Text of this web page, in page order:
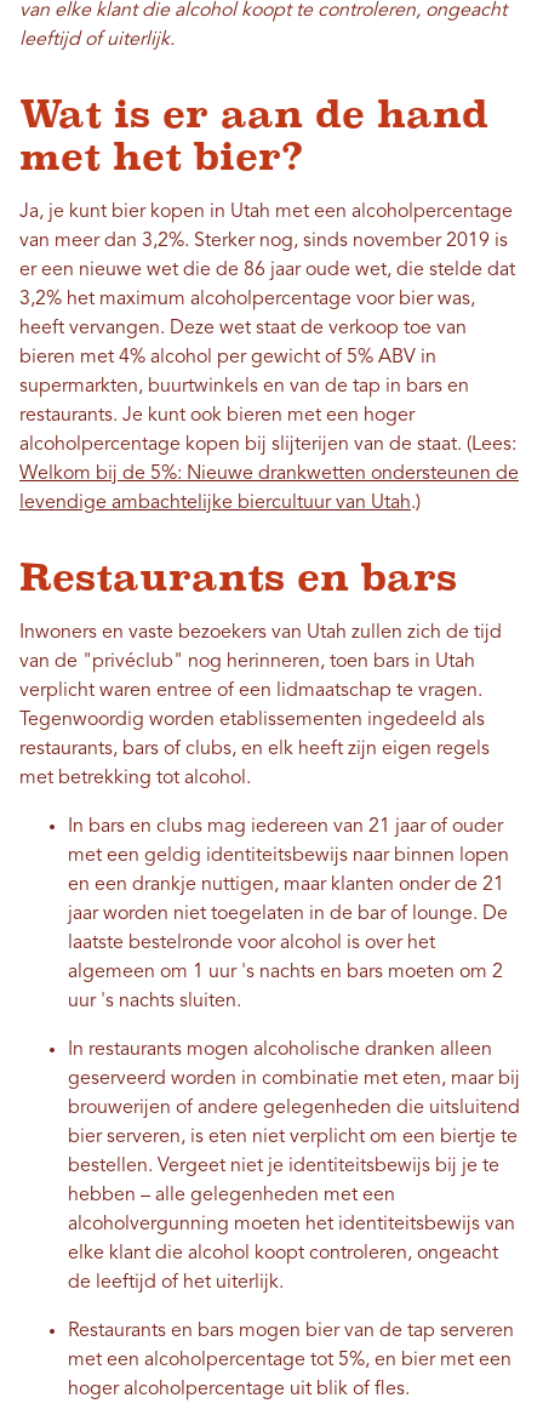
van elke klant die alcohol koopt te controleren, ongeacht
leeftijd of uiterlijk.
Wat is er aan de hand
met het bier?
Ja, je kunt bier kopen in Utah met een alcoholpercentage
van meer dan 3,2%. Sterker nog, sinds november 2019 is
er een nieuwe wet die de 86 jaar oude wet, die stelde dat
3,2% het maximum alcoholpercentage voor bier was,
heeft vervangen. Deze wet staat de verkoop toe van
bieren met 4% alcohol per gewicht of 5% ABV in
supermarkten, buurtwinkels en van de tap in bars en
restaurants. Je kunt ook bieren met een hoger
alcoholpercentage kopen bij slijterijen van de staat. (Lees:
Welkom bij de 5%: Nieuwe drankwetten ondersteunen de
levendige ambachtelijke biercultuur van Utah.)
Restaurants en bars
Inwoners en vaste bezoekers van Utah zullen zich de tijd
van de "privéclub" nog herinneren, toen bars in Utah
verplicht waren entree of een lidmaatschap te vragen.
Tegenwoordig worden etablissementen ingedeeld als
restaurants, bars of clubs, en elk heeft zijn eigen regels
met betrekking tot alcohol.
In bars en clubs mag iedereen van 21 jaar of ouder
met een geldig identiteitsbewijs naar binnen lopen
en een drankje nuttigen, maar klanten onder de 21
jaar worden niet toegelaten in de bar of lounge. De
laatste bestelronde voor alcohol is over het
algemeen om 1 uur 's nachts en bars moeten om 2
uur 's nachts sluiten.
In restaurants mogen alcoholische dranken alleen
geserveerd worden in combinatie met eten, maar bij
brouwerijen of andere gelegenheden die uitsluitend
bier serveren, is eten niet verplicht om een ​​biertje te
bestellen. Vergeet niet je identiteitsbewijs bij je te
hebben – alle gelegenheden met een
alcoholvergunning moeten het identiteitsbewijs van
elke klant die alcohol koopt controleren, ongeacht
de leeftijd of het uiterlijk.
Restaurants en bars mogen bier van de tap serveren
met een alcoholpercentage tot 5%, en bier met een
hoger alcoholpercentage uit blik of fles.